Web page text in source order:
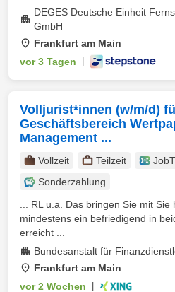
DEGES Deutsche Einheit
GmbH
Frankfurt am Main
vor 3 Tagen
Volljurist*innen (w/m/d)
Geschäftsbereich
Management ...
Vollzeit Teilzeit
Sonderzahlung
... RL u.a. Das bringen Sie mit Sie
mindestens ein befriedigend in
erreicht ...
Bundesanstalt für
Frankfurt am Main
vor 2 Wochen